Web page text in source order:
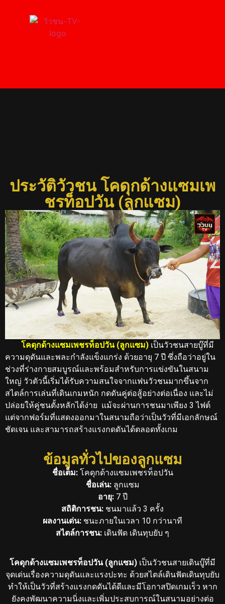
ประวัติวัวชน โคดุกด้างแซมเพ
ชรท็อปวัน (ลูกแซม)
โคดุกด้างแซมเพชรท็อปวัน (ลูกแซม) เป็นวัวชนสายบู๊ที่มี
ความดุดันและพละกำลังแข็งแกร่ง ด้วยอายุ 7 ปี ซึ่งถือว่าอยู่ใน
ช่วงที่ร่างกายสมบูรณ์และพร้อมสำหรับการแข่งขันในสนาม
ใหญ่ วัวตัวนี้เริ่มได้รับความสนใจจากแฟนวัวชนมากขึ้นจาก
สไตล์การเล่นที่เดินเกมหนัก กดดันคู่ต่อสู้อย่างต่อเนื่อง และไม่
ปล่อยให้คู่ชนตั้งหลักได้ง่าย แม้จะผ่านการชนมาเพียง 3 ไฟต์
แต่จากฟอร์มที่แสดงออกมาในสนามถือว่าเป็นวัวที่มีเอกลักษณ์
ชัดเจน และสามารถสร้างแรงกดดันได้ตลอดทั้งเกม
ข้อมูลทั่วไปของลูกแซม
ชื่อเต็ม:โคดุกด้างแซมเพชรท็อปวัน
ชื่อเล่น:ลูกแซม
อายุ:7 ปี
สถิติการชน: ชนมาแล้ว 3 ครั้ง
ผลงานเด่น: ชนะภายในเวลา 10 กว่านาที
สไตล์การชน: เดินฟัด เดินทุบยับ ๆ
โคดุกด้างแซมเพชรท็อปวัน (ลูกแซม) เป็นวัวชนสายเดินบู๊ที่มี
จุดเด่นเรื่องความดุดันและแรงปะทะ ด้วยสไตล์เดินฟัดเดินทุบยับ
ทำให้เป็นวัวที่สร้างแรงกดดันได้ดีและมีโอกาสปิดเกมเร็ว หาก
ยังคงพัฒนาความนิ่งและเพิ่มประสบการณ์ในสนามอย่างต่อ